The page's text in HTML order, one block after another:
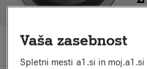
Vaša zasebnost
Spletni mesti a1.si in